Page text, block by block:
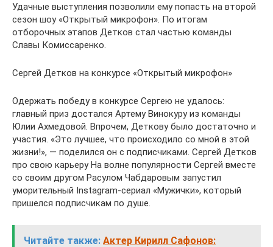
Удачные выступления позволили ему попасть на второй
сезон шоу «Открытый микрофон». По итогам
отборочных этапов Детков стал частью команды
Славы Комиссаренко.
Сергей Детков на конкурсе «Открытый микрофон»
Одержать победу в конкурсе Сергею не удалось:
главный приз достался Артему Винокуру из команды
Юлии Ахмедовой. Впрочем, Деткову было достаточно и
участия. «Это лучшее, что происходило со мной в этой
жизни!», — поделился он с подписчиками. Сергей Детков
про свою карьеру На волне популярности Сергей вместе
со своим другом Расулом Чабдаровым запустил
уморительный Instagram-сериал «Мужички», который
пришелся подписчикам по душе.
Читайте также: Актер Кирилл Сафонов: